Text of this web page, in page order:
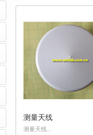
测量天线
测量天线...